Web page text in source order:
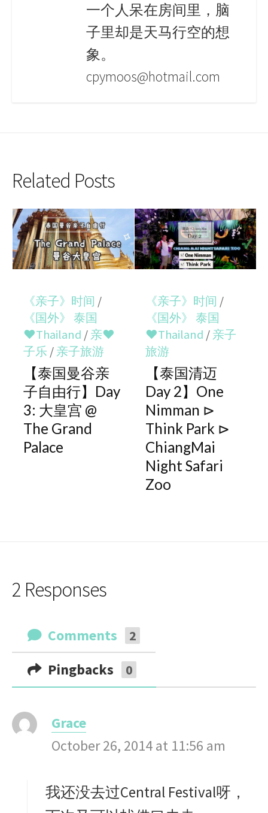
一个人呆在房间里，脑
子里却是天马行空的想
象。
cpymoos@hotmail.com
Related Posts
《亲子》时间 /
《国外》 泰国
♥Thailand /亲♥
子乐 /亲子旅游
【泰国曼谷亲
子自由行】Day
3: 大皇宫 @
The Grand
Palace
《亲子》时间 /
《国外》 泰国
♥Thailand /亲子
旅游
【泰国清迈
Day 2】One
Nimman ⊳
Think Park ⊳
ChiangMai
Night Safari
Zoo
2 Responses
Comments 2
Pingbacks 0
Grace
a
s
October 26, 2014 at 11:56 am
我还没去过Central Festival呀，